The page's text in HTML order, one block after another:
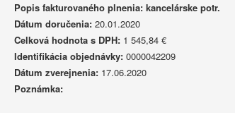
Popis fakturovaného plnenia: kancelárske potr.
Dátum doručenia:20.01.2020
Celková hodnota s DPH:1 545,84 €
Identifikácia objednávky:0000042209
Dátum zverejnenia:17.06.2020
Poznámka: